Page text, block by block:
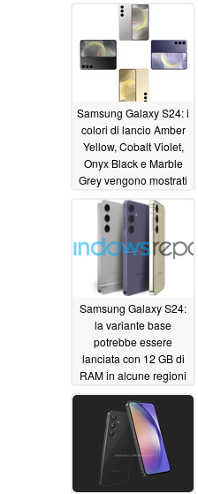
Samsung Galaxy S24: i
colori di lancio Amber
Yellow, Cobalt Violet,
Onyx Black e Marble
Grey vengono mostrati
in oltre 30 immagini
ufficiali trapelate
12/21/2023
Samsung Galaxy S24:
la variante base
potrebbe essere
lanciata con 12 GB di
RAM in alcune regioni
12/19/2023